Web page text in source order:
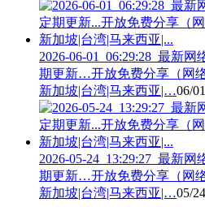
2026-06-01_06:29:28_最新
期更新…开放免费分享（网
新加坡|台湾|马来西亚|…06/01
2026-05-24_13:29:27_最新
期更新…开放免费分享（网
新加坡|台湾|马来西亚|…05/24